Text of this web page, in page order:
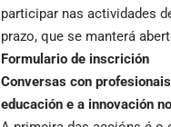
participar nas actividades
prazo, que se manterá
Formulario de inscrición
Conversas con
educación e a innovación